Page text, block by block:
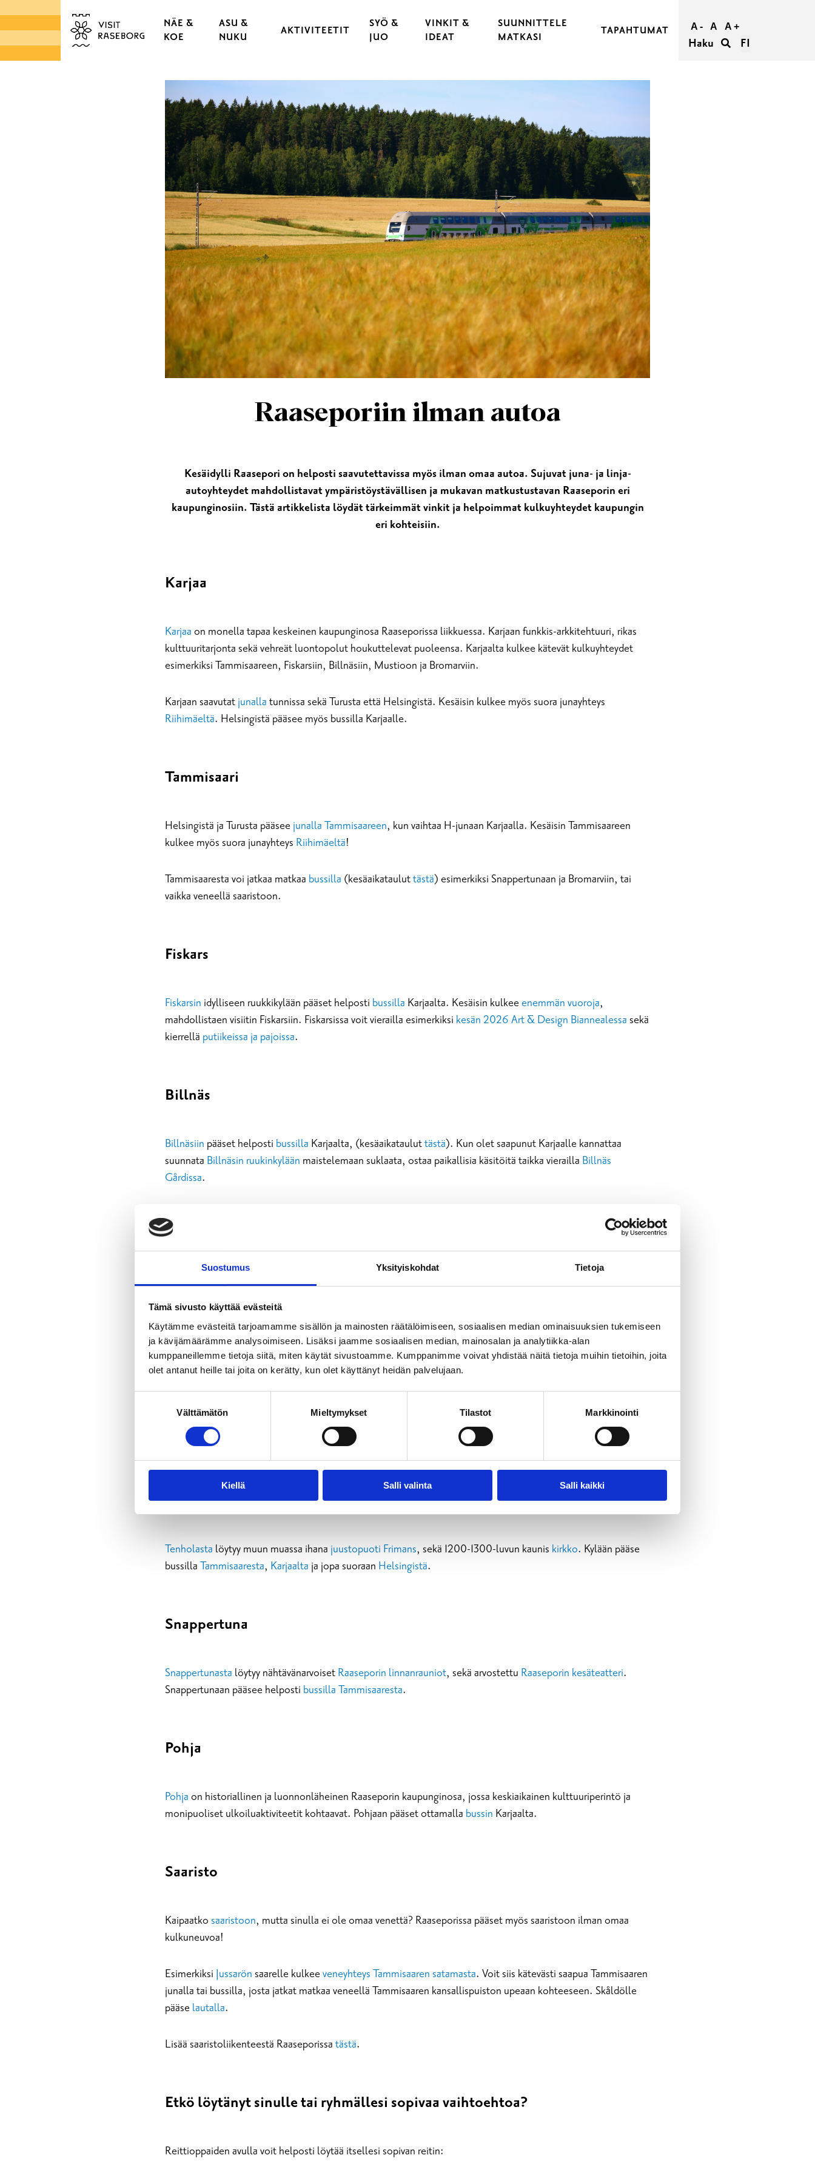
Suostumus Yksityiskohdat Tietoja
Tämä sivusto käyttää evästeitä
Käytämme evästeitä tarjoamamme sisällön ja mainosten räätälöimiseen, sosiaalisen median ominaisuuksien tukemiseen
ja kävijämäärämme analysoimiseen. Lisäksi jaamme sosiaalisen median, mainosalan ja analytiikka-alan
kumppaneillemme tietoja siitä, miten käytät sivustoamme. Kumppanimme voivat yhdistää näitä tietoja muihin tietoihin, joita
olet antanut heille tai joita on kerätty, kun olet käyttänyt heidän palvelujaan.
Välttämätön Mieltymykset Tilastot Markkinointi
Kiellä Salli valinta Salli kaikki
NÄE &
KOE
TAMMISAAREN VANHA KAUPUNKI
KAUPUNGINOSAT & KYLÄT
LUONTO
SAARISTO
TORIT & LÄHIRUOKA
DESIGN & KÄSITYÖ
MUSEOT & GALLERIAT
KIRKOT
MUISTOMERKIT & VEISTOKSET
ASU &
NUKU
AKTIVITEETIT
LIIKUNTA & URHEILU
ULKOILU & LUONTOELÄMYKSET
OPASTUKSET
LASTEN JA NUORTEN RAASEPORI
PYÖRÄILY
SAARISTO & VENEILY
SHOPPAILU
KAUNEUS & HYVINVOINTI
SYÖ &
JUO
KAHVILAT
CATERING
VINKIT &
IDEAT
SUUNNITTELE
MATKASI
LIIKU RAASEPORISSA
HYVÄ TIETÄÄ
ESTEETTÖMYYS RAASEPORISSA
RAASEPORI RYHMILLE
UNOHTUMATTOMAT HÄÄT RAASEPORISSA
KOKOUKSET & JUHLAT
TAPAHTUMAT A - A A +
Haku FI
Raaseporiin ilman autoa
Kesäidylli Raasepori on helposti saavutettavissa myös ilman omaa autoa. Sujuvat juna- ja linja-
autoyhteydet mahdollistavat ympäristöystävällisen ja mukavan matkustustavan Raaseporin eri
kaupunginosiin. Tästä artikkelista löydät tärkeimmät vinkit ja helpoimmat kulkuyhteydet kaupungin
eri kohteisiin.
Karjaa
Karjaa on monella tapaa keskeinen kaupunginosa Raaseporissa liikkuessa. Karjaan funkkis-arkkitehtuuri, rikas
kulttuuritarjonta sekä vehreät luontopolut houkuttelevat puoleensa. Karjaalta kulkee kätevät kulkuyhteydet
esimerkiksi Tammisaareen, Fiskarsiin, Billnäsiin, Mustioon ja Bromarviin.
Karjaan saavutat junalla tunnissa sekä Turusta että Helsingistä. Kesäisin kulkee myös suora junayhteys
Riihimäeltä. Helsingistä pääsee myös bussilla Karjaalle.
Tammisaari
Helsingistä ja Turusta pääsee junalla Tammisaareen, kun vaihtaa H-junaan Karjaalla. Kesäisin Tammisaareen
kulkee myös suora junayhteys Riihimäeltä!
Tammisaaresta voi jatkaa matkaa bussilla (kesäaikatauluttästä) esimerkiksi Snappertunaan ja Bromarviin, tai
vaikka veneellä saaristoon.
Fiskars
Fiskarsin idylliseen ruukkikylään pääset helposti bussilla Karjaalta. Kesäisin kulkee enemmän vuoroja,
mahdollistaen visiitin Fiskarsiin. Fiskarsissa voit vierailla esimerkiksi kesän 2026 Art & Design Biannealessa sekä
kierrellä putiikeissa ja pajoissa.
Billnäs
Billnäsiin pääset helposti bussilla Karjaalta, (kesäaikatauluttästä). Kun olet saapunut Karjaalle kannattaa
suunnata Billnäsin ruukinkylään maistelemaan suklaata, ostaa paikallisia käsitöitä taikka vierailla Billnäs
Gårdissa.
Bromarv
Bromarvinihaniin saaristomaisemiin pääset jopasuoraan Helsingistä bussilla! Voit myös hypätäbussin kyytiin
Karjaalta tai Tammisaaresta
Mustio
Mustionihanan Mustion kesäteatterin saavutat ottamallabussin
Karjaalta. Kesäaikataulut löytyy
tästä.
Tenhola
Tenholasta löytyy muun muassa ihana juustopuoti Frimans, sekä 1200-1300-luvun kaunis kirkko. Kylään pääse
bussilla Tammisaaresta, Karjaalta ja jopa suoraan Helsingistä.
Snappertuna
Snappertunasta löytyy nähtävänarvoiset Raaseporin linnanrauniot, sekä arvostettu Raaseporin kesäteatteri.
Snappertunaan pääsee helposti bussilla Tammisaaresta.
Pohja
Pohja on historiallinen ja luonnonläheinen Raaseporin kaupunginosa, jossa keskiaikainen kulttuuriperintö ja
monipuoliset ulkoiluaktiviteetit kohtaavat. Pohjaan pääset ottamalla bussin Karjaalta.
Saaristo
Kaipaatko saaristoon, mutta sinulla ei ole omaa venettä? Raaseporissa pääset myös saaristoon ilman omaa
kulkuneuvoa!
Esimerkiksi Jussarön saarelle kulkee veneyhteys Tammisaaren satamasta. Voit siis kätevästi saapua Tammisaaren
junalla tai bussilla, josta jatkat matkaa veneellä Tammisaaren kansallispuiston upeaan kohteeseen. Skåldölle
pääse lautalla.
Lisää saaristoliikenteestä Raaseporissa tästä.
Etkö löytänyt sinulle tai ryhmällesi sopivaa vaihtoehtoa?
Reittioppaiden avulla voit helposti löytää itsellesi sopivan reitin: